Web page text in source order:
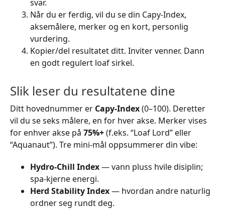
svar.
Når du er ferdig, vil du se din Capy-Index,
aksemålere, merker og en kort, personlig
vurdering.
Kopier/del resultatet ditt. Inviter venner. Dann
en godt regulert loaf sirkel.
Slik leser du resultatene dine
Ditt hovednummer er Capy-Index(0–100). Deretter
vil du se seks målere, en for hver akse. Merker vises
for enhver akse på 75%+(f.eks. “Loaf Lord” eller
“Aquanaut”). Tre mini-mål oppsummerer din vibe:
Hydro-Chill Index— vann pluss hvile disiplin;
spa-kjerne energi.
Herd Stability Index— hvordan andre naturlig
ordner seg rundt deg.